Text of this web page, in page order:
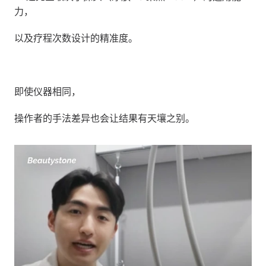
力，
以及疗程次数设计的精准度。
即使仪器相同，
操作者的手法差异也会让结果有天壤之别。